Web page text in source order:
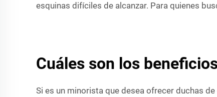
esquinas difíciles de alcanzar. Para quienes
Cuáles son los
Si es un minorista que desea ofrecer duchas